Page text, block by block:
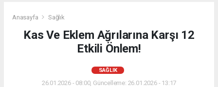
Anasayfa Sağlık
Kas Ve Eklem Ağrılarına Karşı 12
Etkili Önlem!
SAĞLIK
26.01.2026 - 08:00, Güncelleme: 26.01.2026 - 13:17